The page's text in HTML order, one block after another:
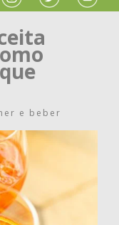
e beber